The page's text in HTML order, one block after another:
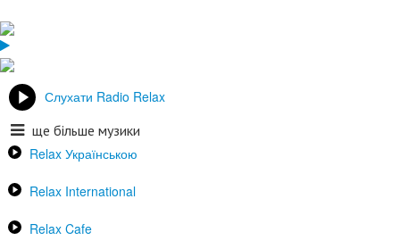
Слухати Radio Relax
ще більше музики
Relax Українською
Relax International
Relax Cafe